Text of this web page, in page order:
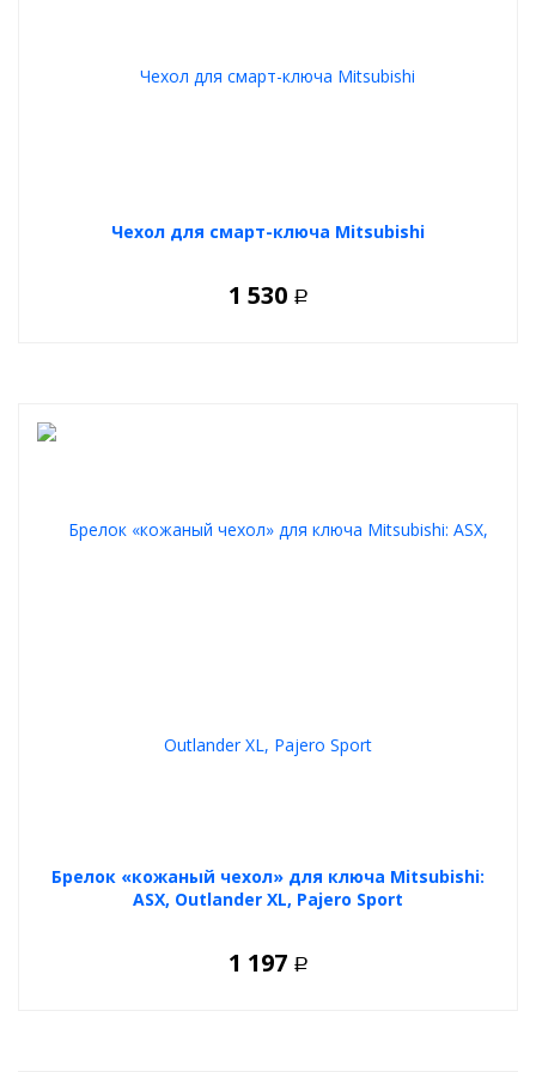
Чехол для смарт-ключа Mitsubishi
1 530 Р
Брелок «кожаный чехол» для ключа Mitsubishi:
ASX, Outlander XL, Pajero Sport
1 197 Р